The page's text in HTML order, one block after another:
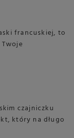
francuskiej, to
czajniczku
który na długo